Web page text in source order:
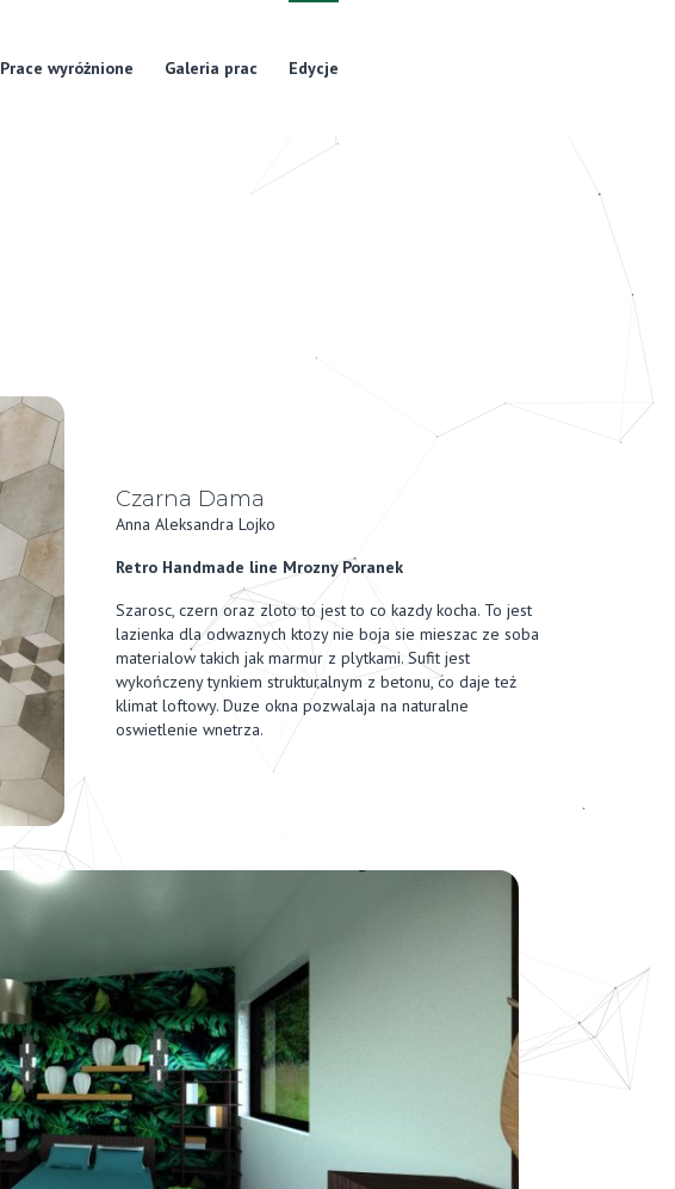
Prace wyróżnione Galeria prac Edycje
Czarna Dama
Anna Aleksandra Lojko
Retro Handmade line Mrozny Poranek
Szarosc, czern oraz zloto to jest to co kazdy kocha. To jest
lazienka dla odwaznych ktozy nie boja sie mieszac ze soba
materialow takich jak marmur z plytkami. Sufit jest
wykończeny tynkiem strukturalnym z betonu, co daje też
klimat loftowy. Duze okna pozwalaja na naturalne
oswietlenie wnetrza.